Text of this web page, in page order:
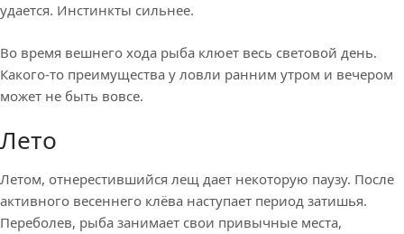
удается. Инстинкты сильнее.
Во время вешнего хода рыба клюет весь световой день.
Какого-то преимущества у ловли ранним утром и вечером
может не быть вовсе.
Лето
Летом, отнерестившийся лещ дает некоторую паузу. После
активного весеннего клёва наступает период затишья.
Переболев, рыба занимает свои привычные места,